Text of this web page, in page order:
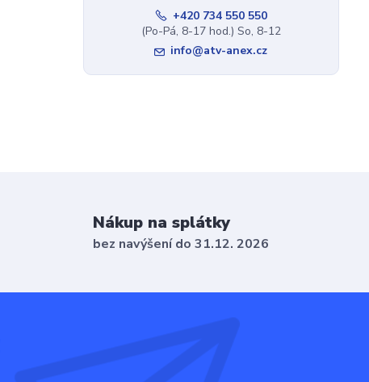
+420 734 550 550
(Po-Pá, 8-17 hod.) So, 8-12
info@atv-anex.cz
Nákup na splátky
bez navýšení do 31.12. 2026